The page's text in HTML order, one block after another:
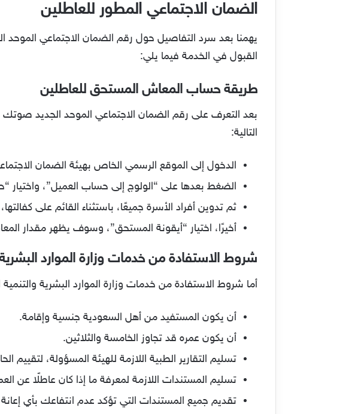
الضمان الاجتماعي المطور للعاطلين
يهمنا بعد سرد التفاصيل حول رقم الضمان الاجتماعي
القبول في الخدمة فيما يلي:
طريقة حساب المعاش المستحق للعاطلين
بعد التعرف على رقم الضمان الاجتماعي الموحد الجديد
التالية:
الدخول إلى الموقع الرسمي الخاص بهيئة الضمان
الضغط بعدها على “الولوج إلى حساب العميل”، واختيار
ثم تدوين أفراد الأسرة جميعًا، باستثناء القائم على
أخيرًا، اختيار “أيقونة المستحق”، وسوف يظهر مقدار
شروط الاستفادة من خدمات وزارة الموارد البشرية
أما شروط الاستفادة من خدمات وزارة الموارد البشرية والتنمية
أن يكون المستفيد من أهل السعودية جنسية وإقامة.
أن يكون عمره قد تجاوز الخامسة والثلاثين.
تسليم التقارير الطبية اللازمة للهيئة المسؤولة، لتقييم
تسليم المستندات اللازمة لمعرفة ما إذا كان عاطلًا عن
تقديم جميع المستندات التي تؤكد عدم انتفاعك بأي